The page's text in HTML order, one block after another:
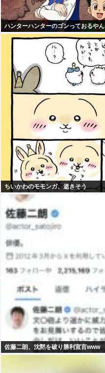
ハンターハンターのゴンっておるやん
ちいかわのモモンガ、逝きそう
佐藤二朗、沈黙を破り勝利宣言www